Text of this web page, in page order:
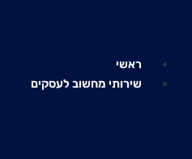
ראשי
שירותי מחשוב לעסקים